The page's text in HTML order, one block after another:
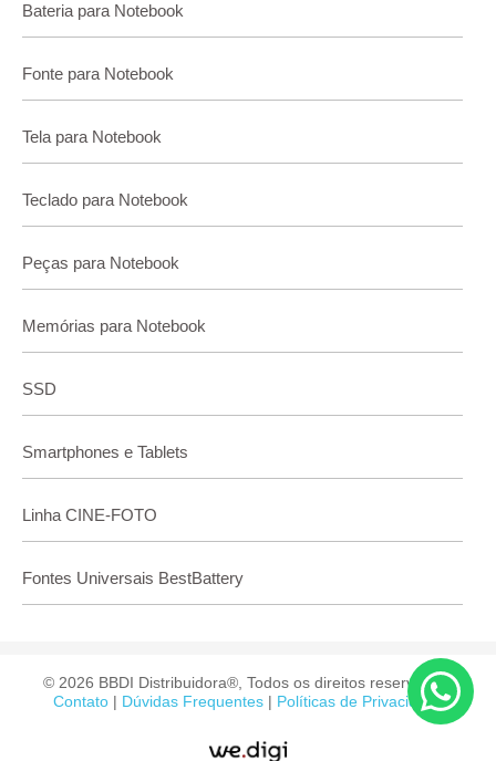
Bateria para Notebook
Fonte para Notebook
Tela para Notebook
Teclado para Notebook
Peças para Notebook
Memórias para Notebook
SSD
Smartphones e Tablets
Linha CINE-FOTO
Fontes Universais BestBattery
© 2026 BBDI Distribuidora®, Todos os direitos reservados.
Contato | Dúvidas Frequentes | Políticas de Privacidade